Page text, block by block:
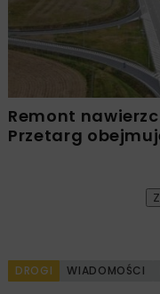
Remont
Przetarg
DROGI WIADOMOŚCI